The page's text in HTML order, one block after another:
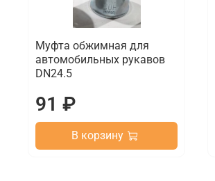
Муфта обжимная для
автомобильных рукавов
DN24.5
91 ₽
В корзину